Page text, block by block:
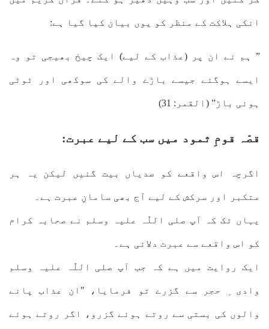
انکی ہلاکت کے منظر کو یوں بیان کیا گیا ہے:
” ہم نے ان پر (عذاب کے لیے) ایک چیخ بھیجی تو وہ
ایسے ہوگئے جیسے باڑے والے کی سوکھی اور ٹوٹی
ہوئی باڑ” (القمر: 31)
قصّہ قومِ ثمود میں سب کے لیے عبرت:
اگرچہ اس واقعے کو صدیاں بیت گئیں لیکن یہ ہر
متکبر اور سرکش کے لیے آج بھی سامانِ عبرت ہے۔
یہاں تک کہ آپ صلی اللّٰہ علیہ وسلم نے صحابہ کرام
کو اس واقعے سے عبرت دلائی ہے۔
ایک روایت میں ہے کہ جب آپ صلی اللّٰہ علیہ وسلم
وادی ِ حجر سے گزرے تو فرمایا، "ان عذاب پانے
والوں کی بستی سے روتے ہوئے گزرو، اگر روتے ہوئے